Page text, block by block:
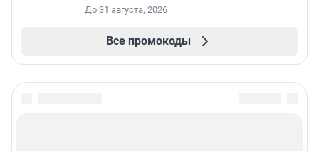
До 31 августа, 2026
Все промокоды